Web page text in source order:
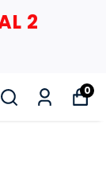
2
0